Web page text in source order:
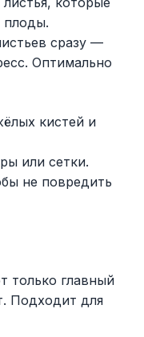
плоды.
сразу —
Оптимально
кистей и
или сетки.
не повредить
только главный
Подходит для